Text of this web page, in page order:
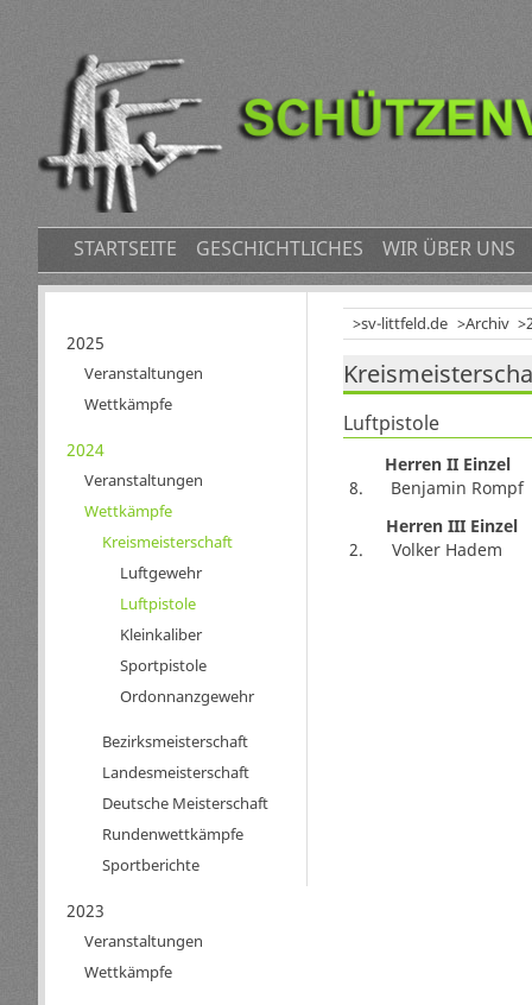
NAVIGATION
ÜBERSPRINGEN
STARTSEITE GESCHICHTLICHES WIR ÜBER UNS
sv-littfeld.de Archiv
Luftpistole
Herren II Einzel
8.
Benjamin Rompf
Herren III Einzel
2.
Volker Hadem
Navigation
überspringen
2025
Veranstaltungen
Wettkämpfe
2024
Veranstaltungen
Wettkämpfe
Kreismeisterschaft
Luftgewehr
Luftpistole
Kleinkaliber
Sportpistole
Ordonnanzgewehr
Bezirksmeisterschaft
Landesmeisterschaft
Deutsche Meisterschaft
Rundenwettkämpfe
Sportberichte
2023
Veranstaltungen
Wettkämpfe